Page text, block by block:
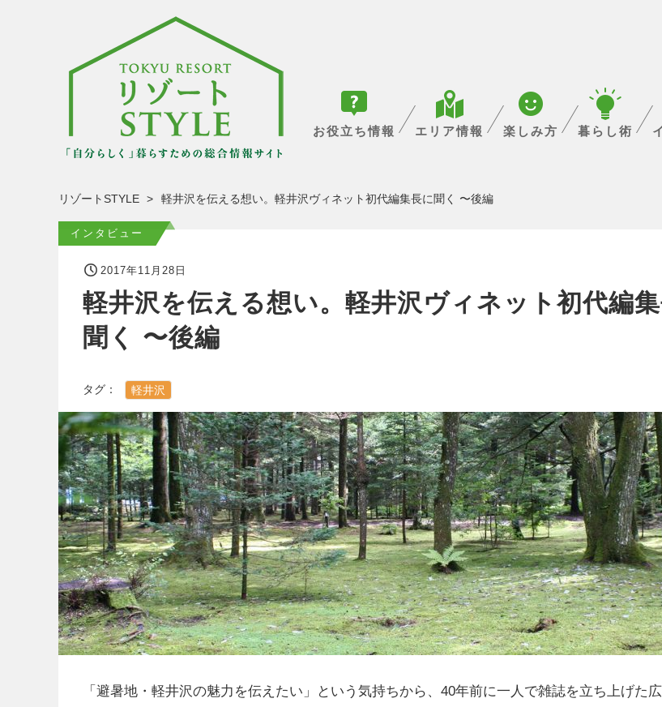
お役立ち情報 エリア情報 楽しみ方 暮らし術
リゾートSTYLE 軽井沢を伝える想い。軽井沢ヴィネット初代編集長に聞く 〜後編
2017年11月28日
軽井沢を伝える想い。軽井沢ヴィネット初代編
聞く 〜後編
タグ： 軽井沢
インタビュー
「避暑地・軽井沢の魅力を伝えたい」という気持ちから、40年前に一人で雑誌を立ち上げた